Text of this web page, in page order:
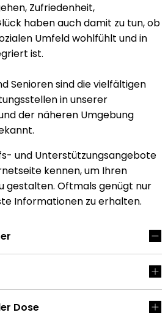
Zufriedenheit,
haben auch damit zu tun, ob
Umfeld wohlfühlt und in
ist.
Senioren sind die vielfältigen
in unserer
der näheren Umgebung
und Unterstützungsangebote
kennen, um Ihren
gestalten. Oftmals genügt nur
Informationen zu erhalten.
Dose